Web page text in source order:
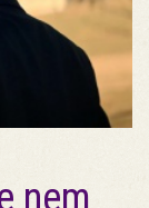
nem